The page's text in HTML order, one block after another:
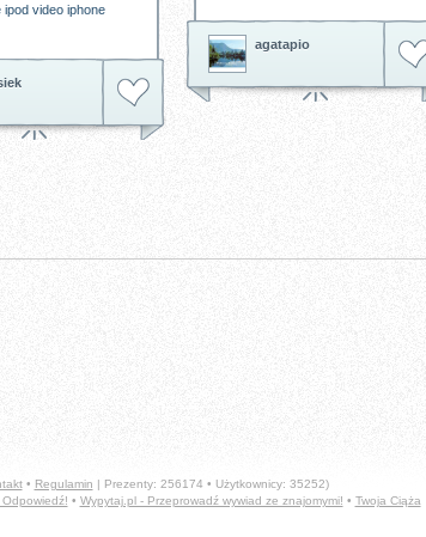
ipod video iphone
agatapio
• Regulamin | Prezenty: 256174 • Użytkownicy: 35252)
• Wypytaj.pl - Przeprowadź wywiad ze znajomymi! • Twoja Ciąża